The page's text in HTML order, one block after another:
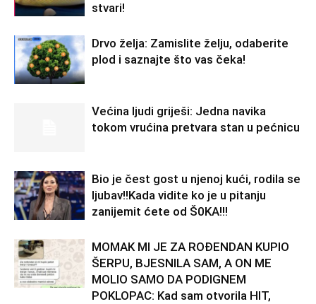
stvari!
Drvo želja: Zamislite želju, odaberite
plod i saznajte što vas čeka!
Većina ljudi griješi: Jedna navika
tokom vrućina pretvara stan u pećnicu
Bio je čest gost u njenoj kući, rodila se
ljubav!!Kada vidite ko je u pitanju
zanijemit ćete od Š0KA!!!
MOMAK MI JE ZA ROĐENDAN KUPIO
ŠERPU, BJESNILA SAM, A ON ME
MOLIO SAMO DA PODIGNEM
POKLOPAC: Kad sam otvorila HIT,